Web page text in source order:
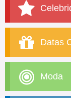
Datas
Moda